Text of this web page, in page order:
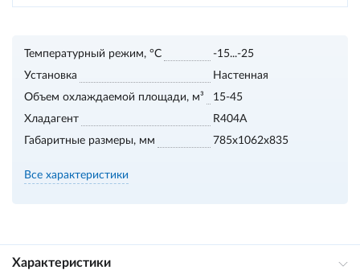
Температурный режим, °С
-15...-25
Установка
Настенная
Объем охлаждаемой площади, м³
15-45
Хладагент
R404A
Габаритные размеры, мм
785x1062x835
Все характеристики
Характеристики